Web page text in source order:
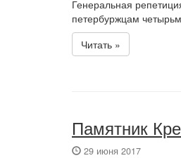
Генеральная
петербуржцам
Читать »
Памятник
29 июня 2017